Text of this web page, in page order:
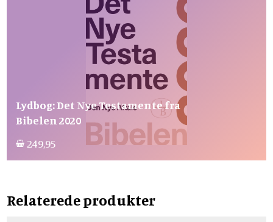
Lydbog: Det Nye Testamente fra
Bibelen 2020
249,95
Relaterede produkter